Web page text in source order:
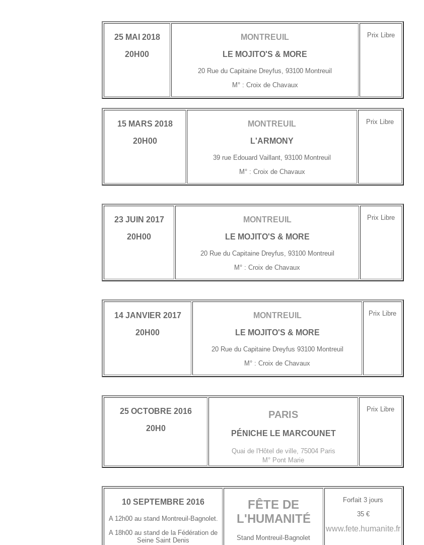
25 MAI 2018
20H00
MONTREUIL
LE MOJITO'S & MORE
20 Rue du Capitaine Dreyfus, 93100 Montreuil
M° : Croix de Chavaux
Prix Libre
15 MARS 2018
20H00
MONTREUIL
L'ARMONY
39 rue Edouard Vaillant, 93100 Montreuil
M° : Croix de Chavaux
Prix Libre
23 JUIN 2017
20H00
MONTREUIL
LE MOJITO'S & MORE
20 Rue du Capitaine Dreyfus, 93100 Montreuil
M° : Croix de Chavaux
Prix Libre
14 JANVIER 2017
20H00
MONTREUIL
LE MOJITO'S & MORE
20 Rue du Capitaine Dreyfus 93100 Montreuil
M° : Croix de Chavaux
Prix Libre
25 OCTOBRE 2016
20H0
PARIS
PÉNICHE LE MARCOUNET
Quai de l'Hôtel de ville, 75004 Paris
M° Pont Marie
Prix Libre
10 SEPTEMBRE 2016
A 12h00 au stand Montreuil-Bagnolet.
A 18h00 au stand de la Fédération de
Seine Saint Denis
FÊTE DE
L'HUMANITÉ
Stand Montreuil-Bagnolet
Forfait 3 jours
35 €
www.fete.humanite.fr